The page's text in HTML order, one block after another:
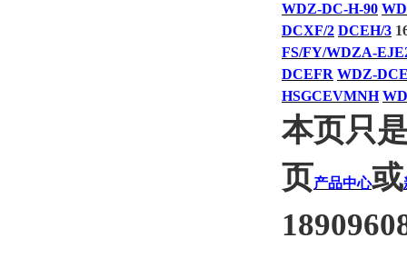
WDZ-DC-H-90
DCXF/2 DCEH/3
FS/FY/WDZA-
DCEFR WDZ-
HSGCEVMNH
本页只
页产品中心或